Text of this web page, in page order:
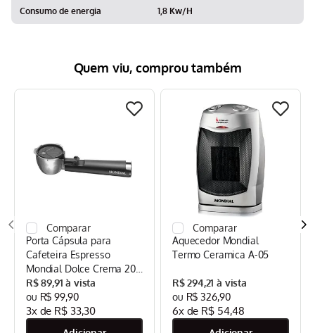
Consumo de energia 1,8 Kw/H
Quem viu, comprou também
Porta Cápsula para
Cafeteira Espresso
Mondial Dolce Crema 20
Bar Mondial Preto/Inox -
CPC-DG
R$ 89,91
R$ 99,90
3x de R$ 33,30
Aquecedor Mondial
Termo Ceramica A-05
R$ 294,21
R$ 326,90
6x de R$ 54,48